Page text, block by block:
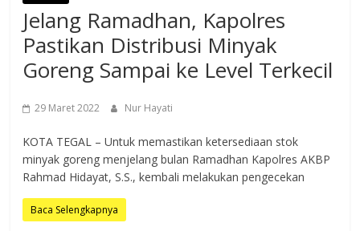
Jelang Ramadhan, Kapolres
Pastikan Distribusi Minyak
Goreng Sampai ke Level Terkecil
29 Maret 2022 Nur Hayati
KOTA TEGAL – Untuk memastikan ketersediaan stok
minyak goreng menjelang bulan Ramadhan Kapolres AKBP
Rahmad Hidayat, S.S., kembali melakukan pengecekan
Baca Selengkapnya